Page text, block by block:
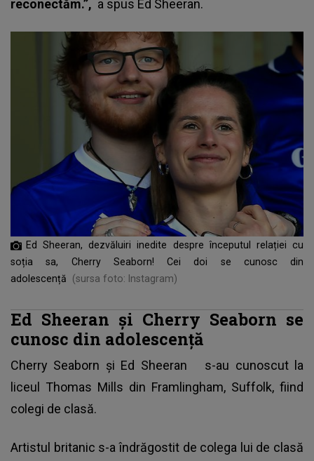
reconectăm.”, a spus Ed Sheeran.
Ed Sheeran, dezvăluiri inedite despre începutul relației cu
soția sa, Cherry Seaborn! Cei doi se cunosc din
adolescență
(sursa foto: Instagram)
Ed Sheeran și Cherry Seaborn se
cunosc din adolescență
Cherry Seaborn și Ed Sheeran
s-au cunoscut la
liceul Thomas Mills din Framlingham, Suffolk, fiind
colegi de clasă.
Artistul britanic s-a îndrăgostit de colega lui de clasă